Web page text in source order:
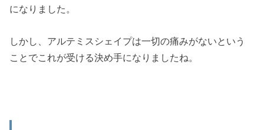
になりました。
しかし、アルテミスシェイプは一切の痛みがないという
ことでこれが受ける決め手になりましたね。